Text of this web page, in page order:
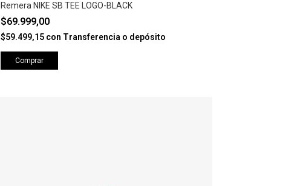
Remera NIKE SB TEE LOGO-BLACK
$69.999,00
$59.499,15 con Transferencia o depósito
Comprar